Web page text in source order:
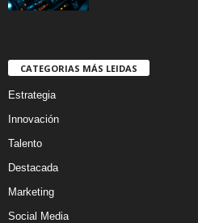
CATEGORIAS MÁS LEIDAS
Estrategia
Innovación
Talento
Destacada
Marketing
Social Media